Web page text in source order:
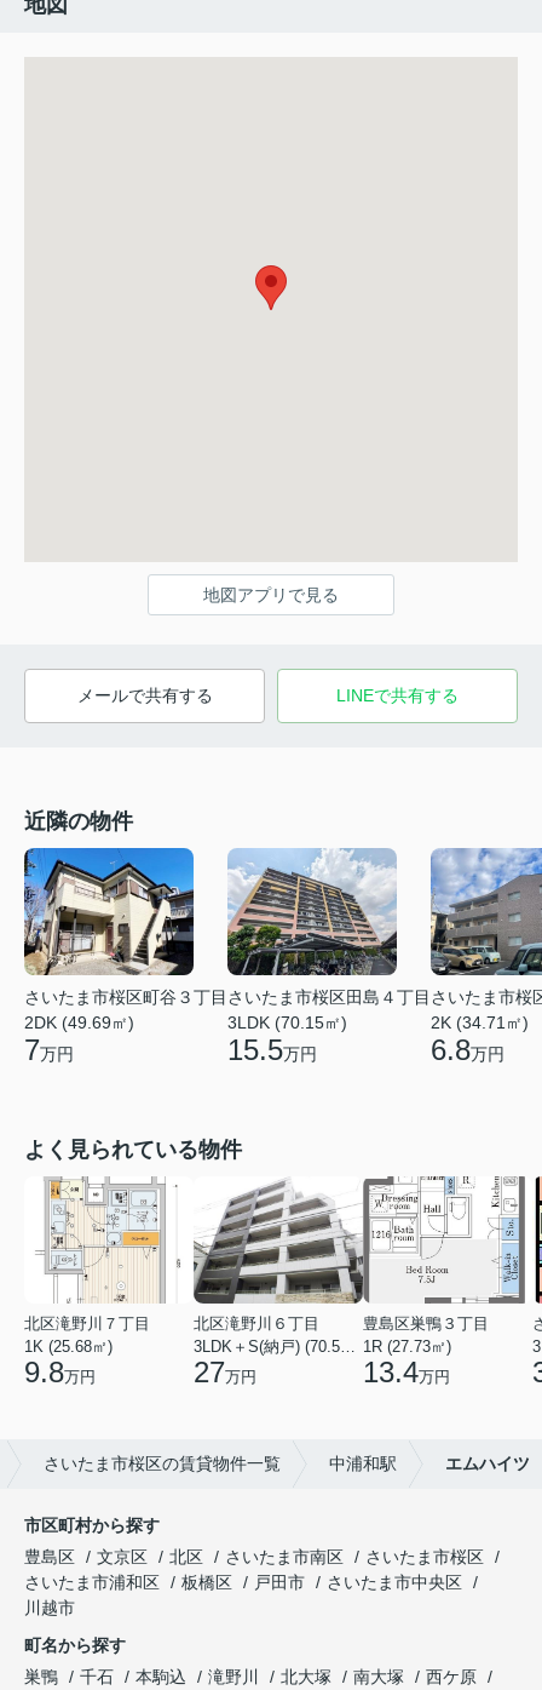
地図
地図アプリで見る
メールで共有する LINEで共有する
近隣の物件
さいたま市桜区町谷３丁目
2DK (49.69㎡)
7万円
さいたま市桜区田島４丁目
3LDK (70.15㎡)
15.5万円
さいたま市桜
2K (34.71㎡)
6.8万円
よく見られている物件
北区滝野川７丁目
1K (25.68㎡)
9.8万円
北区滝野川６丁目
3LDK＋S(納戸) (70.56㎡)
27万円
豊島区巣鴨３丁目
1R (27.73㎡)
13.4万円
さいたま市桜区の賃貸物件一覧 中浦和駅 エムハイツ
市区町村から探す
豊島区
文京区 北区 さいたま市南区
さいたま市桜区
さいたま市浦和区
板橋区 戸田市
さいたま市中央区
川越市
町名から探す
巣鴨
千石 本駒込 滝野川 北大塚 南大塚
西ケ原